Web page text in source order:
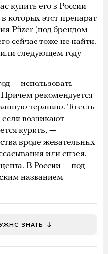
купить его в России
в которых этот препарат
Pfizer (под брендом
сейчас тоже не найти.
следующем году
— использовать
рекомендуется
терапию. То есть
если возникают
курить, —
вроде жевательных
или спрея.
В России — под
названием
ЗНАТЬ